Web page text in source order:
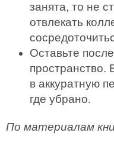
занята, то не
отвлекать
Оставьте
пространство.
в аккуратную
где убрано.
По материалам